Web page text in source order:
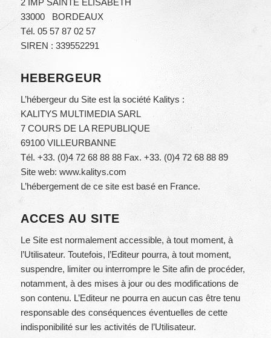
2 IMP SAINTE ELISABETH
33000 BORDEAUX
Tél. 05 57 87 02 57
SIREN : 339552291
HEBERGEUR
L’hébergeur du Site est la société Kalitys :
KALITYS MULTIMEDIA SARL
7 COURS DE LA REPUBLIQUE
69100 VILLEURBANNE
Tél. +33. (0)4 72 68 88 88 Fax. +33. (0)4 72 68 88 89
Site web: www.kalitys.com
L’hébergement de ce site est basé en France.
ACCES AU SITE
Le Site est normalement accessible, à tout moment, à
l’Utilisateur. Toutefois, l’Editeur pourra, à tout moment,
suspendre, limiter ou interrompre le Site afin de procéder,
notamment, à des mises à jour ou des modifications de
son contenu. L’Editeur ne pourra en aucun cas être tenu
responsable des conséquences éventuelles de cette
indisponibilité sur les activités de l’Utilisateur.